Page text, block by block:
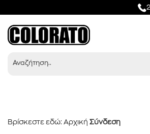
Προϊόντα
Βρίσκεστε εδώ: Αρχική Σύνδεση